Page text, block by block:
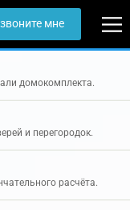
мне
домокомплекта.
и перегородок.
расчёта.